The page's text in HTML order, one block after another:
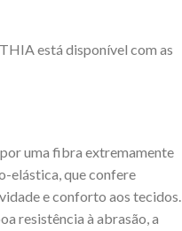
está disponível com as
uma fibra extremamente
elástica, que confere
e conforto aos tecidos.
resistência à abrasão, a